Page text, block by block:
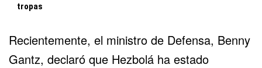
tropas
Recientemente, el ministro de Defensa, Benny
Gantz, declaró que Hezbolá ha estado